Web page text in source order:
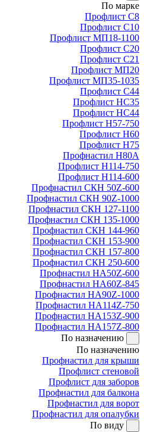
По марке
Профлист С8
Профлист С10
Профлист МП18-1100
Профлист С20
Профлист С21
Профлист МП20
Профлист МП35-1035
Профлист С44
Профлист НС35
Профлист НС44
Профлист Н57-750
Профлист Н60
Профлист Н75
Профнастил Н80А
Профлист Н114-750
Профлист Н114-600
Профнастил СКН 50Z-600
Профнастил СКН 90Z-1000
Профнастил СКН 127-1100
Профнастил СКН 135-1000
Профнастил СКН 144-960
Профнастил СКН 153-900
Профнастил СКН 157-800
Профнастил СКН 250-600
Профнастил НА50Z-600
Профнастил НА60Z-845
Профнастил НА90Z-1000
Профнастил НА114Z-750
Профнастил НА153Z-900
Профнастил НА157Z-800
По назначению
По назначению
Профнастил для крыши
Профлист стеновой
Профлист для заборов
Профнастил для балкона
Профнастил для ворот
Профнастил для опалубки
По виду